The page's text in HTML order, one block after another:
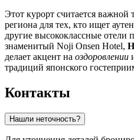
Этот курорт считается важной
региона для тех, кто ищет
другие высококлассные отели
знаменитый Noji Onsen Hotel,
делает акцент на оздоровлении
традиций японского
Контакты
Нашли неточность?